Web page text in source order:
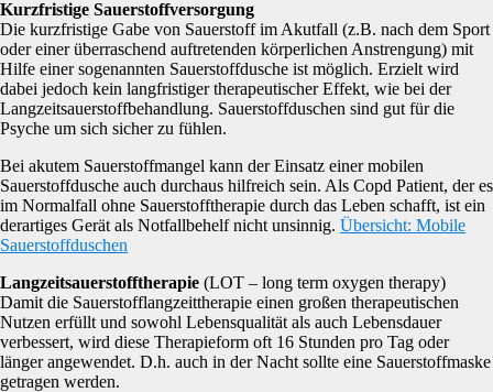
Kurzfristige Sauerstoffversorgung
Die kurzfristige Gabe von Sauerstoff im Akutfall (z.B. nach dem Sport
oder einer überraschend auftretenden körperlichen Anstrengung) mit
Hilfe einer sogenannten Sauerstoffdusche ist möglich. Erzielt wird
dabei jedoch kein langfristiger therapeutischer Effekt, wie bei der
Langzeitsauerstoffbehandlung. Sauerstoffduschen sind gut für die
Psyche um sich sicher zu fühlen.
Bei akutem Sauerstoffmangel kann der Einsatz einer mobilen
Sauerstoffdusche auch durchaus hilfreich sein. Als Copd Patient, der es
im Normalfall ohne Sauerstofftherapie durch das Leben schafft, ist ein
derartiges Gerät als Notfallbehelf nicht unsinnig. Übersicht: Mobile
Sauerstoffduschen
Langzeitsauerstofftherapie (LOT – long term oxygen therapy)
Damit die Sauerstofflangzeittherapie einen großen therapeutischen
Nutzen erfüllt und sowohl Lebensqualität als auch Lebensdauer
verbessert, wird diese Therapieform oft 16 Stunden pro Tag oder
länger angewendet. D.h. auch in der Nacht sollte eine Sauerstoffmaske
getragen werden.